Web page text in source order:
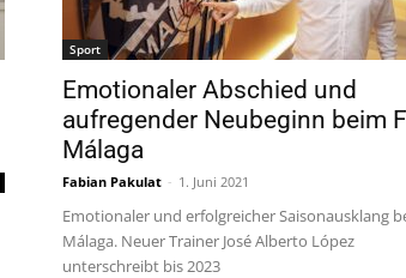
Sport
Emotionaler Abschied und
aufregender Neubeginn beim
Málaga
Fabian Pakulat - 1. Juni 2021
Emotionaler und erfolgreicher Saisonausklang
Málaga. Neuer Trainer José Alberto López
unterschreibt bis 2023